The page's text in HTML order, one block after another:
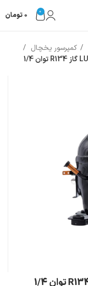
0
0 تومان
کمپرسور یخچال